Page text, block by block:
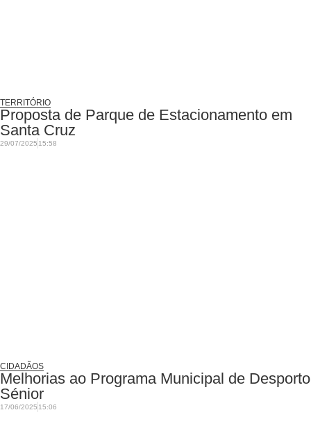
TERRITÓRIO
Proposta de Parque de Estacionamento em
Santa Cruz
29/07/2025 15:58
CIDADÃOS
Melhorias ao Programa Municipal de Desporto
Sénior
17/06/2025 15:06